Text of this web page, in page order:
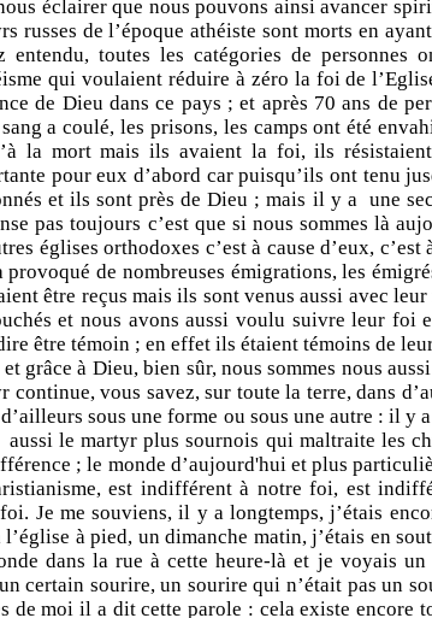
éclairer que nous pouvons ainsi avancer
russes de l’époque athéiste sont morts en
entendu, toutes les catégories de personnes
qui voulaient réduire à zéro la foi de
de Dieu dans ce pays ; et après 70 ans de
a coulé, les prisons, les camps ont été
la mort mais ils avaient la foi, ils
pour eux d’abord car puisqu’ils ont tenu
et ils sont près de Dieu ; mais il y a une
pas toujours c’est que si nous sommes là
églises orthodoxes c’est à cause d’eux,
provoqué de nombreuses émigrations, les
être reçus mais ils sont venus aussi avec
et nous avons aussi voulu suivre leur foi
être témoin ; en effet ils étaient témoins de
et grâce à Dieu, bien sûr, nous sommes nous
continue, vous savez, sur toute la terre, dans
sous une forme ou sous une autre : il y
le martyr plus sournois qui maltraite les
; le monde d’aujourd'hui et plus
est indifférent à notre foi, est
Je me souviens, il y a longtemps, j’étais
l’église à pied, un dimanche matin, j’étais en
dans la rue à cette heure-là et je voyais
certain sourire, un sourire qui n’était pas un
de moi il a dit cette parole : cela existe encore